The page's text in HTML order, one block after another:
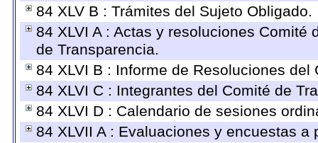
84 XLV B : Trámites del Sujeto Obligado.
84 XLVI A : Actas y resoluciones
de Transparencia.
84 XLVI B : Informe de Resoluciones del
84 XLVI C : Integrantes del Comité de
84 XLVI D : Calendario de sesiones
84 XLVII A : Evaluaciones y encuestas